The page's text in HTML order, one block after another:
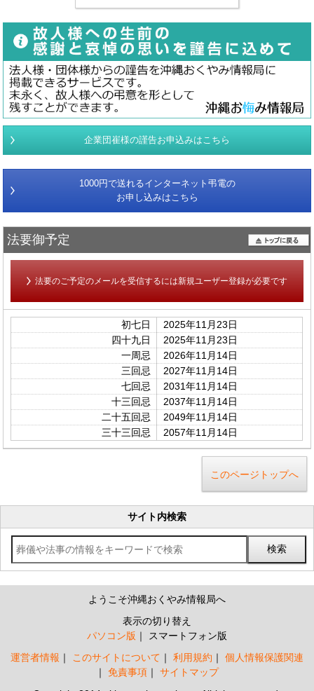
企業団崔様の謹告お申込みはこちら
1000円で送れるインターネット弔電の
お申し込みはこちら
法要御予定
法要のご予定のメールを受信するには新規ユーザー登録が必要です
初七日
2025年11月23日
四十九日
2025年11月23日
一周忌
2026年11月14日
三回忌
2027年11月14日
七回忌
2031年11月14日
十三回忌
2037年11月14日
二十五回忌
2049年11月14日
三十三回忌
2057年11月14日
このページトップへ
サイト内検索
ようこそ沖縄おくやみ情報局へ
表示の切り替え
パソコン版
スマートフォン版
運営者情報
このサイトについて 利用規約
個人情報保護関連
免責事項
サイトマップ